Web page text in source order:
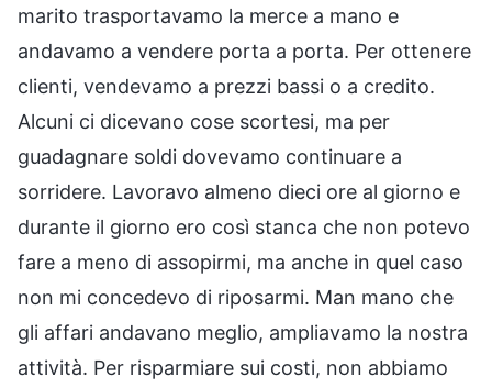
marito trasportavamo la merce a mano e
andavamo a vendere porta a porta. Per ottenere
clienti, vendevamo a prezzi bassi o a credito.
Alcuni ci dicevano cose scortesi, ma per
guadagnare soldi dovevamo continuare a
sorridere. Lavoravo almeno dieci ore al giorno e
durante il giorno ero così stanca che non potevo
fare a meno di assopirmi, ma anche in quel caso
non mi concedevo di riposarmi. Man mano che
gli affari andavano meglio, ampliavamo la nostra
attività. Per risparmiare sui costi, non abbiamo